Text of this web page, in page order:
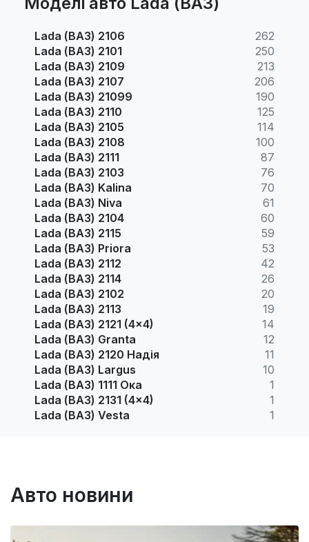
Lada (ВАЗ) 2106
262
Lada (ВАЗ) 2101
250
Lada (ВАЗ) 2109
213
Lada (ВАЗ) 2107
206
Lada (ВАЗ) 21099
190
Lada (ВАЗ) 2110
125
Lada (ВАЗ) 2105
114
Lada (ВАЗ) 2108
100
Lada (ВАЗ) 2111
87
Lada (ВАЗ) 2103
76
Lada (ВАЗ) Kalina
70
Lada (ВАЗ) Niva
61
Lada (ВАЗ) 2104
60
Lada (ВАЗ) 2115
59
Lada (ВАЗ) Priora
53
Lada (ВАЗ) 2112
42
Lada (ВАЗ) 2114
26
Lada (ВАЗ) 2102
20
Lada (ВАЗ) 2113
19
Lada (ВАЗ) 2121 (4x4)
14
Lada (ВАЗ) Granta
12
Lada (ВАЗ) 2120 Надія
11
Lada (ВАЗ) Largus
10
Lada (ВАЗ) 1111 Ока
1
Lada (ВАЗ) 2131 (4x4)
1
Lada (ВАЗ) Vesta
1
Авто новини